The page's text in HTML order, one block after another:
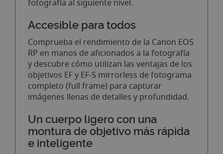
fotografía al siguiente nivel.
Accesible para todos
Comprueba el rendimiento de la Canon EOS
RP en manos de aficionados a la fotografía
y descubre cómo utilizan las ventajas de los
objetivos EF y EF-S mirrorless de fotograma
completo (full frame) para capturar
imágenes llenas de detalles y profundidad.
Un cuerpo ligero con una
montura de objetivo más rápida
e inteligente